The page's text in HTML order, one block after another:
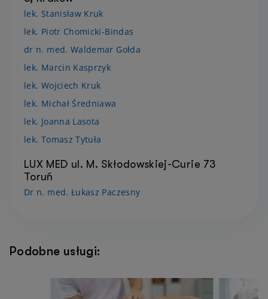
lek. Stanisław Kruk
lek. Piotr Chomicki-Bindas
dr n. med. Waldemar Gołda
lek. Marcin Kasprzyk
lek. Wojciech Kruk
lek. Michał Średniawa
lek. Joanna Lasota
lek. Tomasz Tytuła
LUX MED ul. M. Skłodowskiej-Curie 73
Toruń
Dr n. med. Łukasz Paczesny
Podobne usługi: